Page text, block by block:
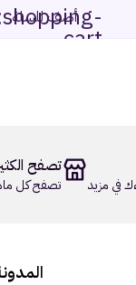
cart
أضف للسلة
في مزيد
تصفح
تصفح كل